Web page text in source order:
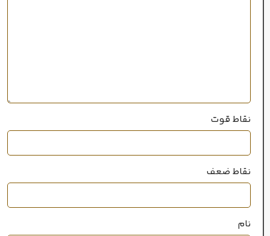
چوبی,شرقی
نقاط قوت
نقاط ضعف
نام